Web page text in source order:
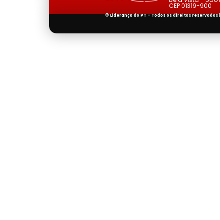
CEP 01319-900
© Liderança do PT - Todos os direitos reservados